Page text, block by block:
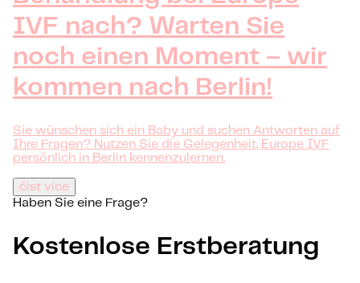
IVF nach? Warten Sie
noch einen Moment – wir
kommen nach Berlin!
Sie wünschen sich ein Baby und suchen Antworten auf
Ihre Fragen? Nutzen Sie die Gelegenheit, Europe IVF
persönlich in Berlin kennenzulernen.
číst více
Haben Sie eine Frage?
Kostenlose Erstberatung